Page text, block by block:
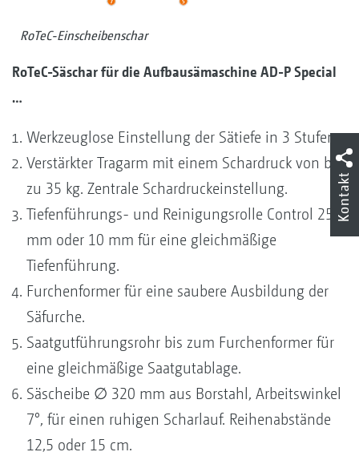
RoTeC-Einscheibenschar
RoTeC-Säschar für die Aufbausämaschine AD-P Special
…
Werkzeuglose Einstellung der Sätiefe in 3 Stufen.
Verstärkter Tragarm mit einem Schardruck von bis
zu 35 kg. Zentrale Schardruckeinstellung.
Tiefenführungs- und Reinigungsrolle Control 25
mm oder 10 mm für eine gleichmäßige
Tiefenführung.
Furchenformer für eine saubere Ausbildung der
Säfurche.
Saatgutführungsrohr bis zum Furchenformer für
eine gleichmäßige Saatgutablage.
Säscheibe ∅ 320 mm aus Borstahl, Arbeitswinkel
7°, für einen ruhigen Scharlauf. Reihenabstände
12,5 oder 15 cm.
Kontakt